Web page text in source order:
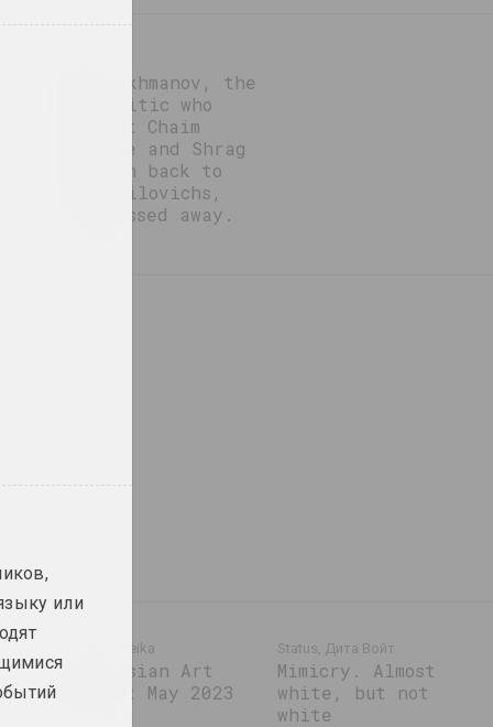
Abdurakhmanov, the
art critic who
brought Chaim
Soutine and Shrag
Tsarfin back to
the Smilovichs,
has passed away.
Andrei Dureika
Belarusian Art
Abroad: May 2023
Status, Дита Войт
Mimicry. Almost
white, but not
white
или